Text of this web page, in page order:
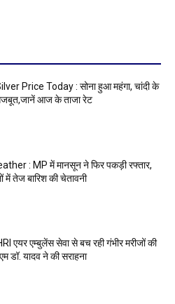
Price Today : सोना हुआ महंगा, चांदी के
आज के ताजा रेट
: MP में मानसून ने फिर पकड़ी रफ्तार,
में तेज बारिश की चेतावनी
एयर एम्बुलेंस सेवा से बच रही गंभीर मरीजों की
डॉ. यादव ने की सराहना